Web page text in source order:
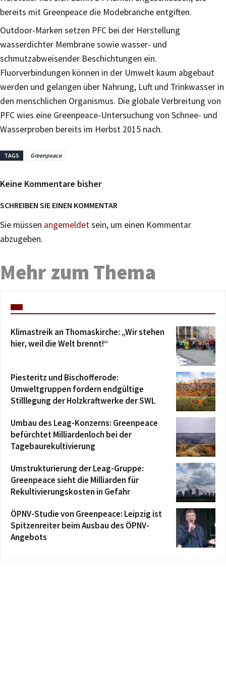
bereits mit Greenpeace die Modebranche entgiften.
Outdoor-Marken setzen PFC bei der Herstellung
wasserdichter Membrane sowie wasser- und
schmutzabweisender Beschichtungen ein.
Fluorverbindungen können in der Umwelt kaum abgebaut
werden und gelangen über Nahrung, Luft und Trinkwasser in
den menschlichen Organismus. Die globale Verbreitung von
PFC wies eine Greenpeace-Untersuchung von Schnee- und
Wasserproben bereits im Herbst 2015 nach.
TAGS Greenpeace
Keine Kommentare bisher
SCHREIBEN SIE EINEN KOMMENTAR
Sie müssen angemeldetsein, um einen Kommentar
abzugeben.
Mehr zum Thema
Klimastreik an Thomaskirche: „Wir stehen
hier, weil die Welt brennt!“
Piesteritz und Bischofferode:
Umweltgruppen fordern endgültige
Stilllegung der Holzkraftwerke der SWL
Umbau des Leag-Konzerns: Greenpeace
befürchtet Milliardenloch bei der
Tagebaurekultivierung
Umstrukturierung der Leag-Gruppe:
Greenpeace sieht die Milliarden für
Rekultivierungskosten in Gefahr
ÖPNV-Studie von Greenpeace: Leipzig ist
Spitzenreiter beim Ausbau des ÖPNV-
Angebots